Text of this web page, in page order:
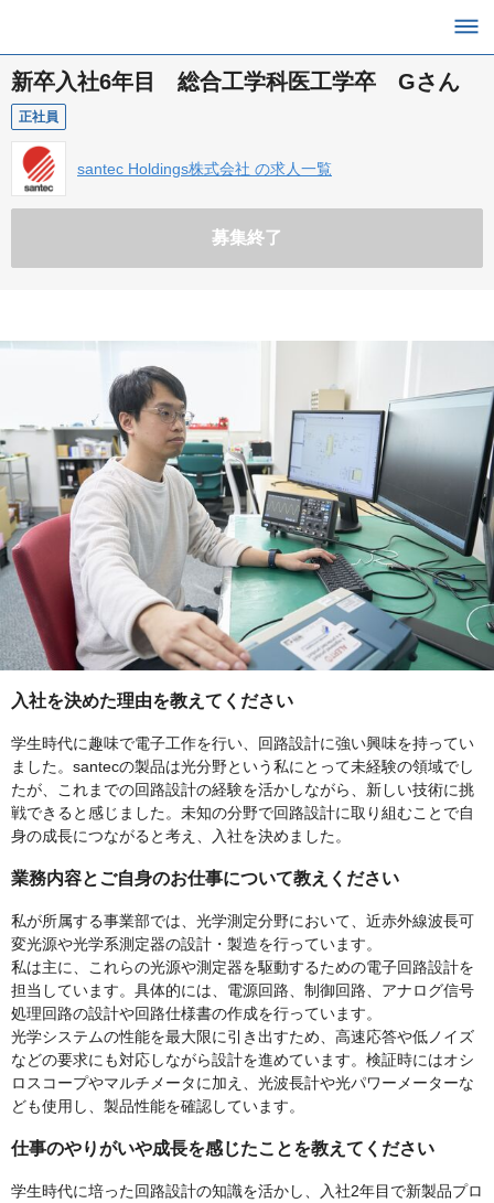
新卒入社6年目 総合工学科医工学卒 Gさん
正社員
santec Holdings株式会社 の求人一覧
募集終了
入社を決めた理由を教えてください
学生時代に趣味で電子工作を行い、回路設計に強い興味を持ってい
ました。santecの製品は光分野という私にとって未経験の領域でし
たが、これまでの回路設計の経験を活かしながら、新しい技術に挑
戦できると感じました。未知の分野で回路設計に取り組むことで自
身の成長につながると考え、入社を決めました。
業務内容とご自身のお仕事について教えください
私が所属する事業部では、光学測定分野において、近赤外線波長可
変光源や光学系測定器の設計・製造を行っています。
私は主に、これらの光源や測定器を駆動するための電子回路設計を
担当しています。具体的には、電源回路、制御回路、アナログ信号
処理回路の設計や回路仕様書の作成を行っています。
光学システムの性能を最大限に引き出すため、高速応答や低ノイズ
などの要求にも対応しながら設計を進めています。検証時にはオシ
ロスコープやマルチメータに加え、光波長計や光パワーメーターな
ども使用し、製品性能を確認しています。
仕事のやりがいや成長を感じたことを教えてください
学生時代に培った回路設計の知識を活かし、入社2年目で新製品プロ